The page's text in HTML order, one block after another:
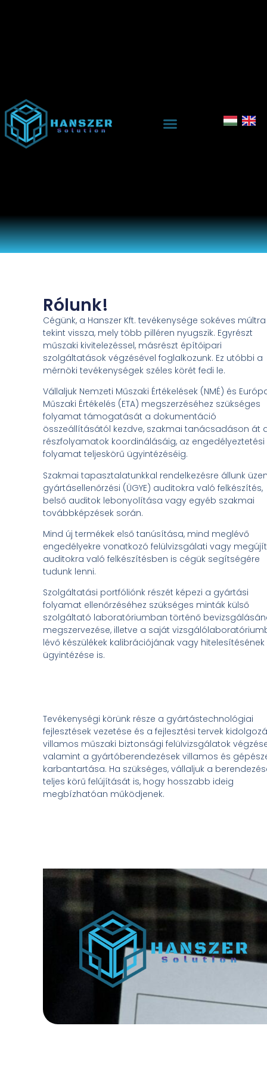
Rólunk!
Cégünk, a Hanszer Kft. tevékenysége sokéves múltra
tekint vissza, mely több pilléren nyugszik. Egyrészt
műszaki kivitelezéssel, másrészt építőipari
szolgáltatások végzésével foglalkozunk. Ez utóbbi a
mérnöki tevékenységek széles körét fedi le.
Vállaljuk Nemzeti Műszaki Értékelések (NMÉ) és
Műszaki Értékelés (ETA) megszerzéséhez szükséges
folyamat támogatását a dokumentáció
összeállításától kezdve, szakmai tanácsadáson át
részfolyamatok koordinálásáig, az engedélyeztetési
folyamat teljeskörű ügyintézéséig.
Szakmai tapasztalatunkkal rendelkezésre állunk
gyártásellenőrzési (ÜGYE) auditokra való felkészítés,
belső auditok lebonyolítása vagy egyéb szakmai
továbbképzések során.
Mind új termékek első tanúsítása, mind meglévő
engedélyekre vonatkozó felülvizsgálati vagy
auditokra való felkészítésben is cégük segítségére
tudunk lenni.
Szolgáltatási portfóliónk részét képezi a gyártási
folyamat ellenőrzéséhez szükséges minták külső
szolgáltató laboratóriumban történő
megszervezése, illetve a saját
lévő készülékek kalibrációjának vagy hitelesítésének
ügyintézése is.
Tevékenységi körünk része a gyártástechnológiai
fejlesztések vezetése és a fejlesztési tervek
villamos műszaki biztonsági felülvizsgálatok
valamint a gyártóberendezések villamos és
karbantartása. Ha szükséges, vállaljuk a
teljes körű felújítását is, hogy hosszabb ideig
megbízhatóan működjenek.